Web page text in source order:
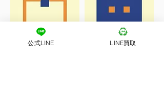
公式LINE LINE買取